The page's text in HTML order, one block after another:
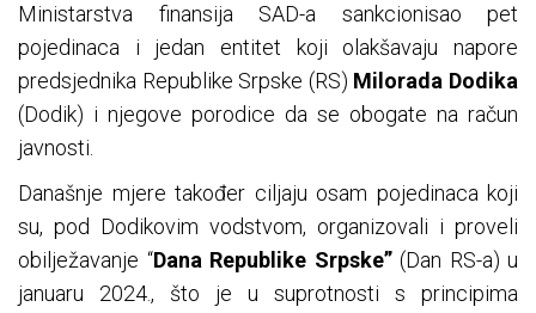
Ministarstva finansija SAD-a sankcionisao pet
pojedinaca i jedan entitet koji olakšavaju napore
predsjednika Republike Srpske (RS) Milorada Dodika
(Dodik) i njegove porodice da se obogate na račun
javnosti.
Današnje mjere također ciljaju osam pojedinaca koji
su, pod Dodikovim vodstvom, organizovali i proveli
obilježavanje “Dana Republike Srpske”(Dan RS-a) u
januaru 2024., što je u suprotnosti s principima